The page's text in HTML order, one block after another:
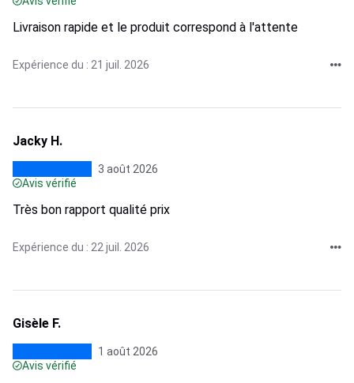
Livraison rapide et le produit correspond à l'attente
Expérience du : 21 juil. 2026
Jacky H.
3 août 2026
Avis vérifié
Très bon rapport qualité prix
Expérience du : 22 juil. 2026
Gisèle F.
1 août 2026
Avis vérifié